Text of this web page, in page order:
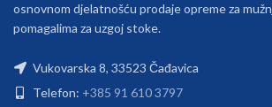
osnovnom djelatnošću prodaje opreme za
pomagalima za uzgoj stoke.
Vukovarska 8, 33523 Čađavica
Telefon: +385 91 610 3797